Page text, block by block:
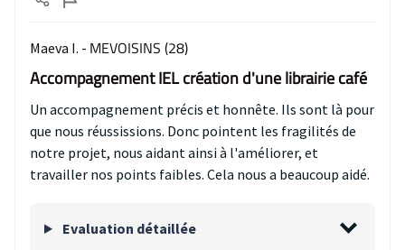
Maeva I. - MEVOISINS (28)
Accompagnement IEL création d'une librairie café
Un accompagnement précis et honnête. Ils sont là pour
que nous réussissions. Donc pointent les fragilités de
notre projet, nous aidant ainsi à l'améliorer, et
travailler nos points faibles. Cela nous a beaucoup aidé.
Evaluation détaillée